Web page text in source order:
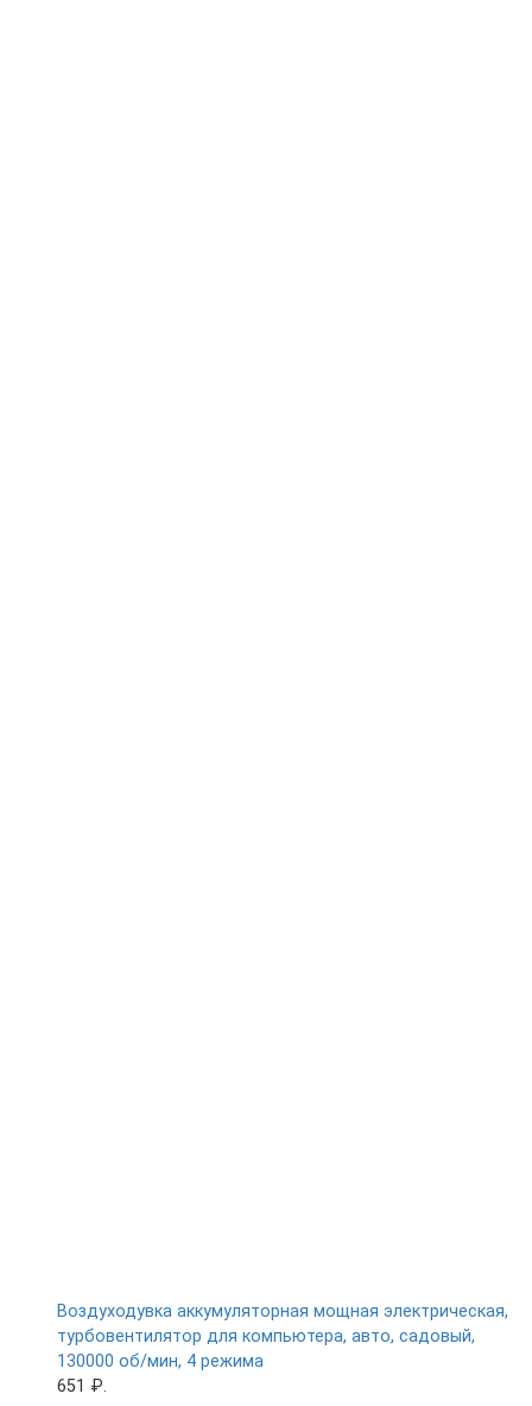
Воздуходувка аккумуляторная мощная электрическая,
турбовентилятор для компьютера, авто, садовый,
130000 об/мин, 4 режима
651 ₽.